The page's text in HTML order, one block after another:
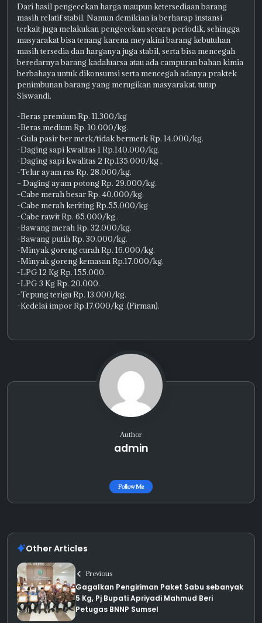
Dari hasil pengecekan harga maupun ketersediaan barang
masih relatif stabil. Namun demikian ia berharap instansi
terkait juga melakukan pengecekan secara periodik, sehingga
masyarakat bisa tenang karena meyakini barang kebutuhan
masih tersedia dan harganya juga stabil, serta bisa mencegah
beredarnya barang kadaluarsa atau ada campuran bahan kimia
berbahaya untuk dikonsumsi serta mencegah adanya praktek
penimbunan barang yang merugikan masyarakat. tutup
Siswandi.
-Beras premium Rp. 11.300/kg
-Beras medium Rp. 10.000/kg.
-Gula pasir ber merk/tidak bermerk Rp. 14.000/kg.
-Daging sapi kwalitas 1 Rp.140.000/kg.
-Daging sapi kwalitas 2 Rp.135.000/kg .
-Telur ayam ras Rp. 28.000/kg.
– Daging ayam potong Rp. 29.000/kg.
-Cabe merah besar Rp. 40.000/kg.
-Cabe merah keriting Rp.55.000/kg
-Cabe rawit Rp. 65.000/kg .
-Bawang merah Rp. 32.000/kg.
-Bawang putih Rp. 30.000/kg.
-Minyak goreng curah Rp. 16.000/kg.
-Minyak goreng kemasan Rp.17.000/kg.
-LPG 12 Kg Rp. 155.000.
-LPG 3 Kg Rp. 20.000.
-Tepung terigu Rp. 13.000/kg.
-Kedelai impor Rp.17.000/kg .(Firman).
Author
admin
Follow Me
Other Articles
Previous
Gagalkan Pengiriman Paket Sabu sebanyak
5 Kg, Pj Bupati Apriyadi Mahmud Beri
Petugas BNNP Sumsel